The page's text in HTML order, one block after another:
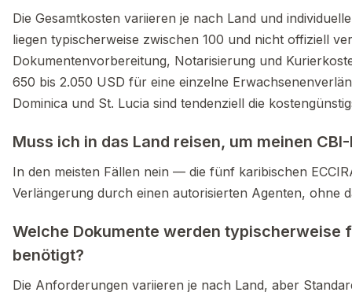
Die Gesamtkosten variieren je nach Land und
liegen typischerweise zwischen 100 und nicht offiziell
Dokumentenvorbereitung, Notarisierung und
650 bis 2.050 USD für eine einzelne
Dominica und St. Lucia sind tendenziell die
Muss ich in das Land reisen, um meinen
In den meisten Fällen nein — die fünf karibischen
Verlängerung durch einen autorisierten Agenten, ohne
Welche Dokumente werden typischerweise
benötigt?
Die Anforderungen variieren je nach Land, aber